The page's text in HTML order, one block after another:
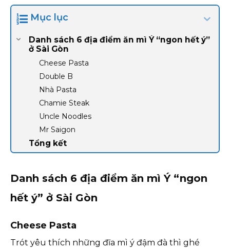
Mục lục
Danh sách 6 địa điểm ăn mì Ý “ngon hết ý”
ở Sài Gòn
Cheese Pasta
Double B
Nhà Pasta
Chamie Steak
Uncle Noodles
Mr Saigon
Tổng kết
Danh sách 6 địa điểm ăn mì Ý “ngon
hết ý” ở Sài Gòn
Cheese Pasta
Trót yêu thích những đĩa mì ý đậm đà thì ghé